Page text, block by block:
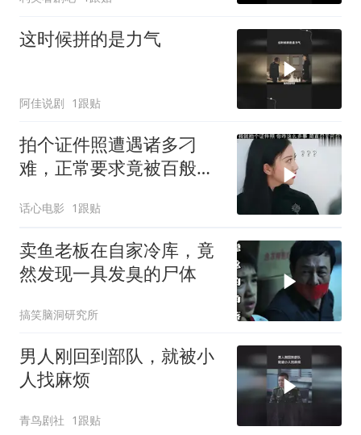
这时候拼的是力气
阿佳说剧 1跟贴
拍个证件照遭遇诸多刁
难，正常要求竟被百般推
话心电影 1跟贴
卖鱼老板在自家冷库，竟
然发现一具发臭的尸体
搞笑脑洞研究所
男人刚回到部队，就被小
人找麻烦
青鸟剧社 1跟贴